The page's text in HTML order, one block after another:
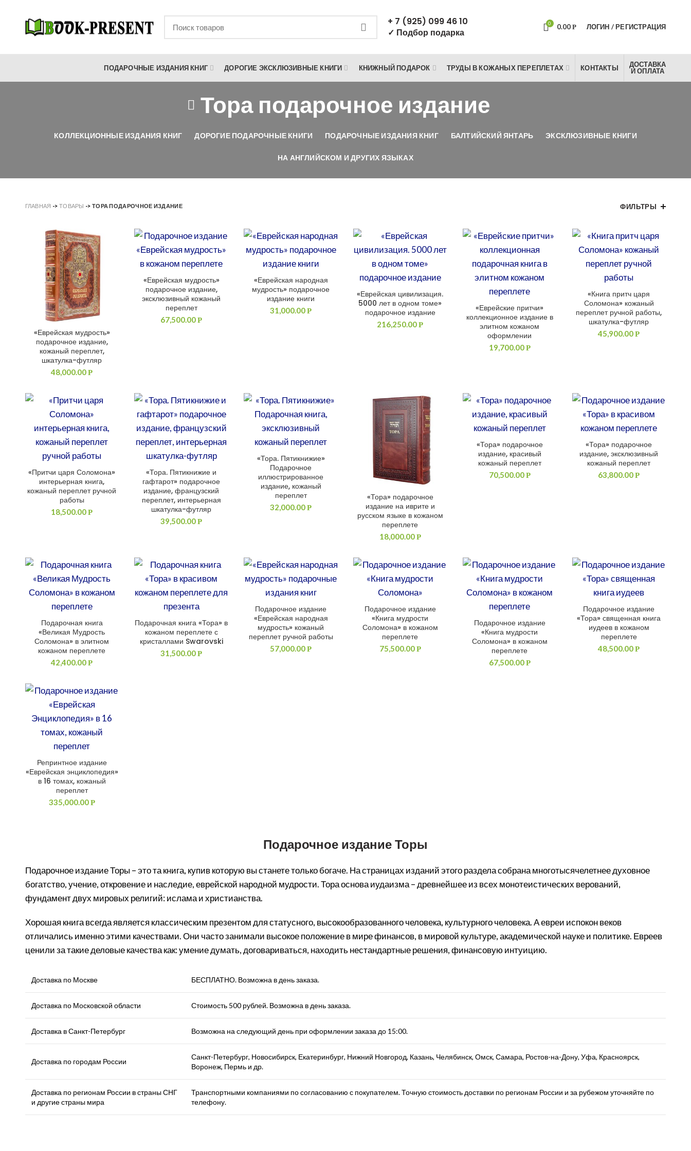
+ 7 (925) 099 46 10
✓ Подбор подарка
0 0.00 Р ЛОГИН / РЕГИСТРАЦИЯ
ПОДАРОЧНЫЕ ИЗДАНИЯ КНИГ ДОРОГИЕ ЭКСКЛЮЗИВНЫЕ КНИГИ КНИЖНЫЙ ПОДАРОК ТРУДЫ В КОЖАНЫХ ПЕРЕПЛЕТАХ КОНТАКТЫ
ДОСТАВКА
И ОПЛАТА
Тора подарочное издание
КОЛЛЕКЦИОННЫЕ ИЗДАНИЯ КНИГ ДОРОГИЕ ПОДАРОЧНЫЕ КНИГИ ПОДАРОЧНЫЕ ИЗДАНИЯ КНИГ БАЛТИЙСКИЙ ЯНТАРЬ ЭКСКЛЮЗИВНЫЕ КНИГИ
НА АНГЛИЙСКОМ И ДРУГИХ ЯЗЫКАХ
ГЛАВНАЯ -> ТОВАРЫ -> ТОРА ПОДАРОЧНОЕ ИЗДАНИЕ ФИЛЬТРЫ
ДОБАВИТЬ В КОРЗИНУ
«Еврейская мудрость»
подарочное издание,
кожаный переплет,
шкатулка-футляр
48,000.00Р
ДОБАВИТЬ В КОРЗИНУ
«Еврейская мудрость»
подарочное издание,
эксклюзивный кожаный
переплет
67,500.00Р
ДОБАВИТЬ В КОРЗИНУ
«Еврейская народная
мудрость» подарочное
издание книги
31,000.00Р
ДОБАВИТЬ В КОРЗИНУ
«Еврейская цивилизация.
5000 лет в одном томе»
подарочное издание
216,250.00Р
ДОБАВИТЬ В КОРЗИНУ
«Еврейские притчи»
коллекционное издание в
элитном кожаном
оформлении
19,700.00Р
ДОБАВИТЬ В КОРЗИНУ
«Книга притч царя
Соломона» кожаный
переплет ручной работы,
шкатулка-футляр
45,900.00Р
ДОБАВИТЬ В КОРЗИНУ
«Притчи царя Соломона»
интерьерная книга,
кожаный переплет ручной
работы
18,500.00Р
ДОБАВИТЬ В КОРЗИНУ
«Тора. Пятикнижие и
гафтарот» подарочное
издание, французский
переплет, интерьерная
шкатулка-футляр
39,500.00Р
ДОБАВИТЬ В КОРЗИНУ
«Тора. Пятикнижие»
Подарочное
иллюстрированное
издание, кожаный
переплет
32,000.00Р
ДОБАВИТЬ В КОРЗИНУ
«Тора» подарочное
издание на иврите и
русском языке в кожаном
переплете
18,000.00Р
ДОБАВИТЬ В КОРЗИНУ
«Тора» подарочное
издание, красивый
кожаный переплет
70,500.00Р
ДОБАВИТЬ В КОРЗИНУ
«Тора» подарочное
издание, эксклюзивный
кожаный переплет
63,800.00Р
ДОБАВИТЬ В КОРЗИНУ
Подарочная книга
«Великая Мудрость
Соломона» в элитном
кожаном переплете
42,400.00Р
ДОБАВИТЬ В КОРЗИНУ
Подарочная книга «Тора» в
кожаном переплете с
кристаллами Swarovski
31,500.00Р
ДОБАВИТЬ В КОРЗИНУ
Подарочное издание
«Еврейская народная
мудрость» кожаный
переплет ручной работы
57,000.00Р
ДОБАВИТЬ В КОРЗИНУ
Подарочное издание
«Книга мудрости
Соломона» в кожаном
переплете
75,500.00Р
ДОБАВИТЬ В КОРЗИНУ
Подарочное издание
«Книга мудрости
Соломона» в кожаном
переплете
67,500.00Р
ДОБАВИТЬ В КОРЗИНУ
Подарочное издание
«Тора» священная книга
иудеев в кожаном
переплете
48,500.00Р
ДОБАВИТЬ В КОРЗИНУ
Репринтное издание
«Еврейская энциклопедия»
в 16 томах, кожаный
переплет
335,000.00Р
Подарочное издание Торы
Подарочное издание Торы – это та книга, купив которую вы станете только богаче. На страницах изданий этого раздела собрана многотысячелетнее духовное
богатство, учение, откровение и наследие, еврейской народной мудрости. Тора основа иудаизма – древнейшее из всех монотеистических верований,
фундамент двух мировых религий: ислама и христианства.
Хорошая книга всегда является классическим презентом для статусного, высокообразованного человека, культурного человека. А евреи испокон веков
отличались именно этими качествами. Они часто занимали высокое положение в мире финансов, в мировой культуре, академической науке и политике. Евреев
ценили за такие деловые качества как: умение думать, договариваться, находить нестандартные решения, финансовую интуицию.
Доставка по Москве БЕСПЛАТНО. Возможна в день заказа.
Доставка по Московской области Стоимость 500 рублей. Возможна в день заказа.
Доставка в Санкт-Петербург Возможна на следующий день при оформлении заказа до 15:00.
Доставка по городам России
Санкт-Петербург, Новосибирск, Екатеринбург, Нижний Новгород, Казань, Челябинск, Омск, Самара, Ростов-на-Дону, Уфа, Красноярск,
Воронеж, Пермь и др.
Доставка по регионам России в страны СНГ
и другие страны мира
Транспортными компаниями по согласованию с покупателем. Точную стоимость доставки по регионам России и за рубежом уточняйте по
телефону.